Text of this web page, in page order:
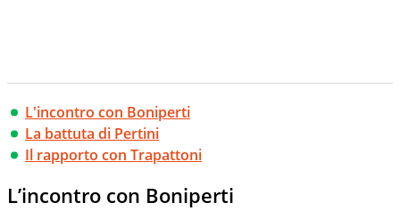
L'incontro con Boniperti
La battuta di Pertini
Il rapporto con Trapattoni
L’incontro con Boniperti